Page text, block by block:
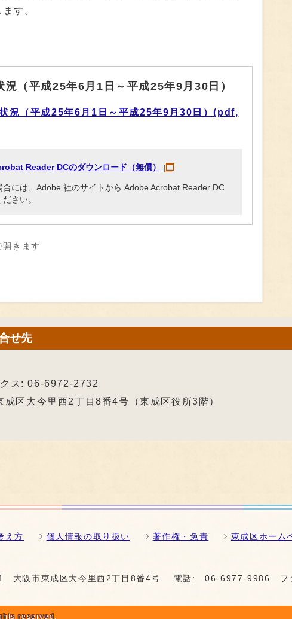
す。
（平成25年6月1日～平成25年9月30日）
況（平成25年6月1日～平成25年9月30日）(pdf,
Reader DCのダウンロード（無償）
合には、Adobe 社のサイトから Adobe Acrobat Reader DC
さい。
きます
せ先
ス: 06-6972-2732
区大今里西2丁目8番4号（東成区役所3階）
え方 個人情報の取り扱い 著作権・免責 東成区ホーム
大阪市東成区大今里西2丁目8番4号 電話: 06-6977-9986 フ
reserved.